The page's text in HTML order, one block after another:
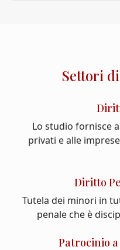
Settori
Lo studio fornisce
privati e alle
Diritto
Tutela dei minori in
penale che è
Patrocinio a